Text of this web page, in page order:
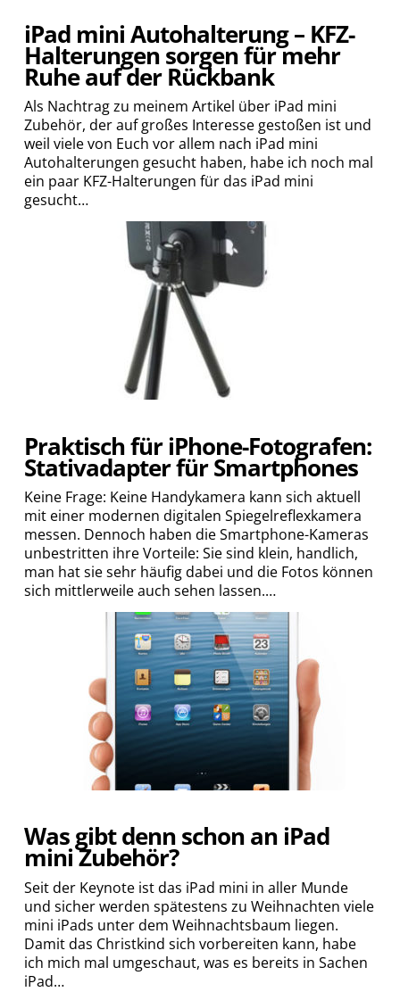
iPad mini Autohalterung – KFZ-
Halterungen sorgen für mehr
Ruhe auf der Rückbank
Als Nachtrag zu meinem Artikel über iPad mini
Zubehör, der auf großes Interesse gestoßen ist und
weil viele von Euch vor allem nach iPad mini
Autohalterungen gesucht haben, habe ich noch mal
ein paar KFZ-Halterungen für das iPad mini
gesucht…
Praktisch für iPhone-Fotografen:
Stativadapter für Smartphones
Keine Frage: Keine Handykamera kann sich aktuell
mit einer modernen digitalen Spiegelreflexkamera
messen. Dennoch haben die Smartphone-Kameras
unbestritten ihre Vorteile: Sie sind klein, handlich,
man hat sie sehr häufig dabei und die Fotos können
sich mittlerweile auch sehen lassen.…
Was gibt denn schon an iPad
mini Zubehör?
Seit der Keynote ist das iPad mini in aller Munde
und sicher werden spätestens zu Weihnachten viele
mini iPads unter dem Weihnachtsbaum liegen.
Damit das Christkind sich vorbereiten kann, habe
ich mich mal umgeschaut, was es bereits in Sachen
iPad…